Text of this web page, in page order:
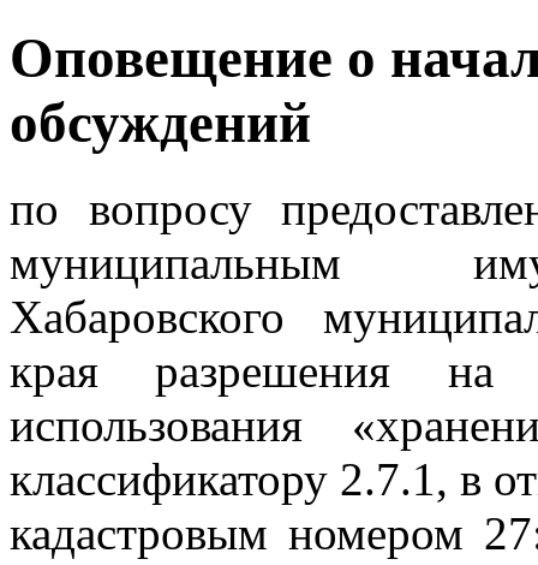
Оповещение о
обсуждений
по вопросу
муниципальным
Хабаровского
края разрешения на
использования
классификатору 2.7.1, в
кадастровым номером